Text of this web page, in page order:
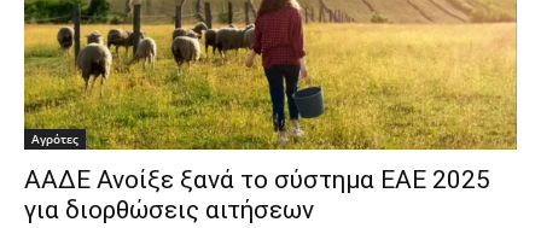
Αγρότες
ΑΑΔΕ Ανοίξε ξανά το σύστημα ΕΑΕ 2025
για διορθώσεις αιτήσεων